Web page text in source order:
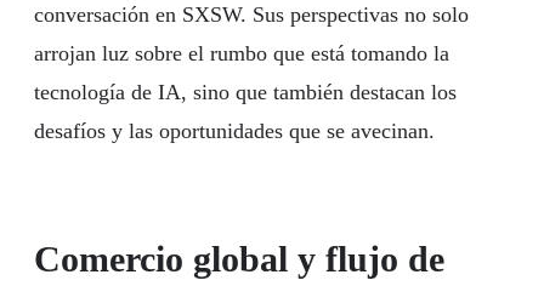
conversación en SXSW. Sus perspectivas no solo
arrojan luz sobre el rumbo que está tomando la
tecnología de IA, sino que también destacan los
desafíos y las oportunidades que se avecinan.
Comercio global y flujo de